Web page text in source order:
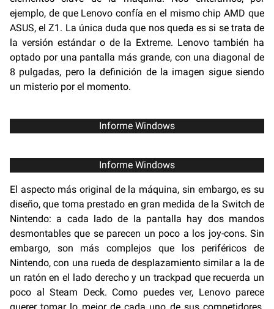
ejemplo, de que Lenovo confía en el mismo chip AMD que
ASUS, el Z1. La única duda que nos queda es si se trata de
la versión estándar o de la Extreme. Lenovo también ha
optado por una pantalla más grande, con una diagonal de
8 pulgadas, pero la definición de la imagen sigue siendo
un misterio por el momento.
Informe Windows
Informe Windows
El aspecto más original de la máquina, sin embargo, es su
diseño, que toma prestado en gran medida de la Switch de
Nintendo: a cada lado de la pantalla hay dos mandos
desmontables que se parecen un poco a los joy-cons. Sin
embargo, son más complejos que los periféricos de
Nintendo, con una rueda de desplazamiento similar a la de
un ratón en el lado derecho y un trackpad que recuerda un
poco al Steam Deck. Como puedes ver, Lenovo parece
querer tomar lo mejor de cada uno de sus competidores.